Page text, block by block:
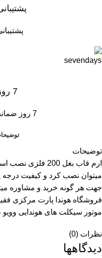
پشتیبانی 24
پشتیبانی 24
7 روز ضمانت
7 روز ضمانت بازگشت وجه
توضیحات
ارم قاب بغل 200
میتوان نصب کرد و کیفیت درجه
جهت هر گونه خرید و مشاوره
فروشگاه هوندا پارت مرکزی
موتور سیکلت های هوندایی
نظرات (0)
دیدگاهها